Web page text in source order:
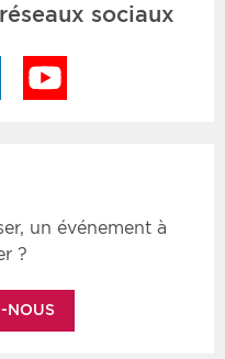
sociaux
LinkedIn
un événement à
?
NOUS